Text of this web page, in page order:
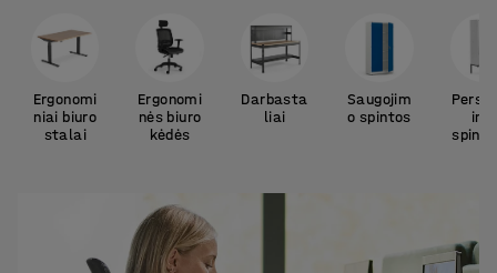
Ergonomi
niai biuro
stalai
Ergonomi
nės biuro
kėdės
Darbasta
liai
Saugojim
o spintos
imo